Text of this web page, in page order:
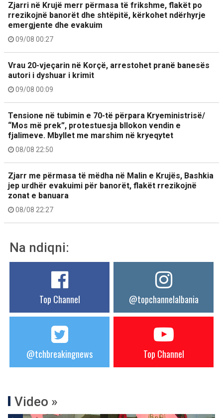
Zjarri në Krujë merr përmasa të frikshme, flakët po
rrezikojnë banorët dhe shtëpitë, kërkohet ndërhyrje
emergjente dhe evakuim
09/08 00:27
Vrau 20-vjeçarin në Korçë, arrestohet pranë banesës
autori i dyshuar i krimit
09/08 00:09
Tensione në tubimin e 70-të përpara Kryeministrisë/
“Mos më prek”, protestuesja bllokon vendin e
fjalimeve. Mbyllet me marshim në kryeqytet
08/08 22:50
Zjarr me përmasa të mëdha në Malin e Krujës, Bashkia
jep urdhër evakuimi për banorët, flakët rrezikojnë
zonat e banuara
08/08 22:27
Na ndiqni:
Top Channel @topchannelalbania
@tchbreakingnews Top Channel
Video »